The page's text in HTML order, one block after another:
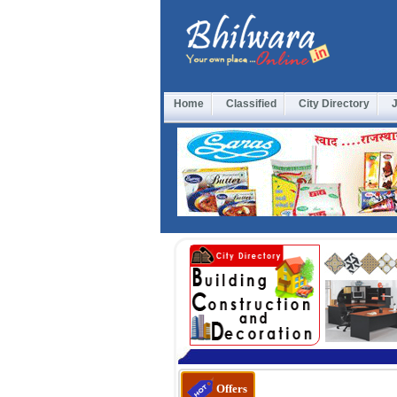
Home Classified City Directory
Offers